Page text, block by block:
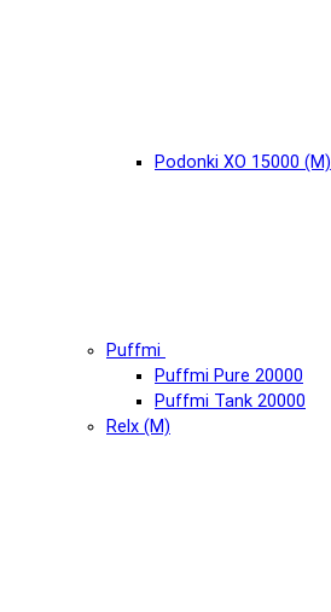
Podonki XO 15000 (М)
Puffmi
Puffmi Pure 20000
Puffmi Tank 20000
Relx (М)